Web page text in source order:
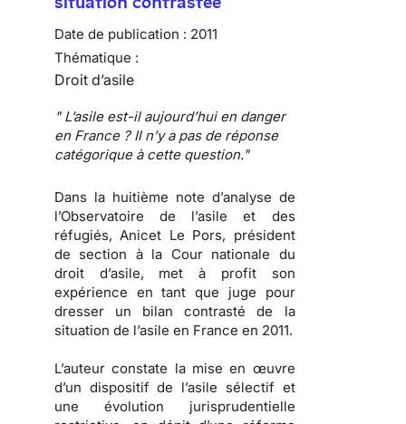
Date de publication : 2011
Thématique :
Droit d’asile
" L’asile est-il aujourd’hui en danger
en France ? Il n’y a pas de réponse
catégorique à cette question."
Dans la huitième note d’analyse de
l’Observatoire de l’asile et des
réfugiés,Anicet Le Pors, président
de section à la Cour nationale du
droit d’asile, met à profit son
expérience en tant que juge pour
dresser un bilan contrasté de la
situation de l’asile en France en 2011.
L’auteur constate la mise en œuvre
d’un dispositif de l’asile sélectif et
une évolution jurisprudentielle